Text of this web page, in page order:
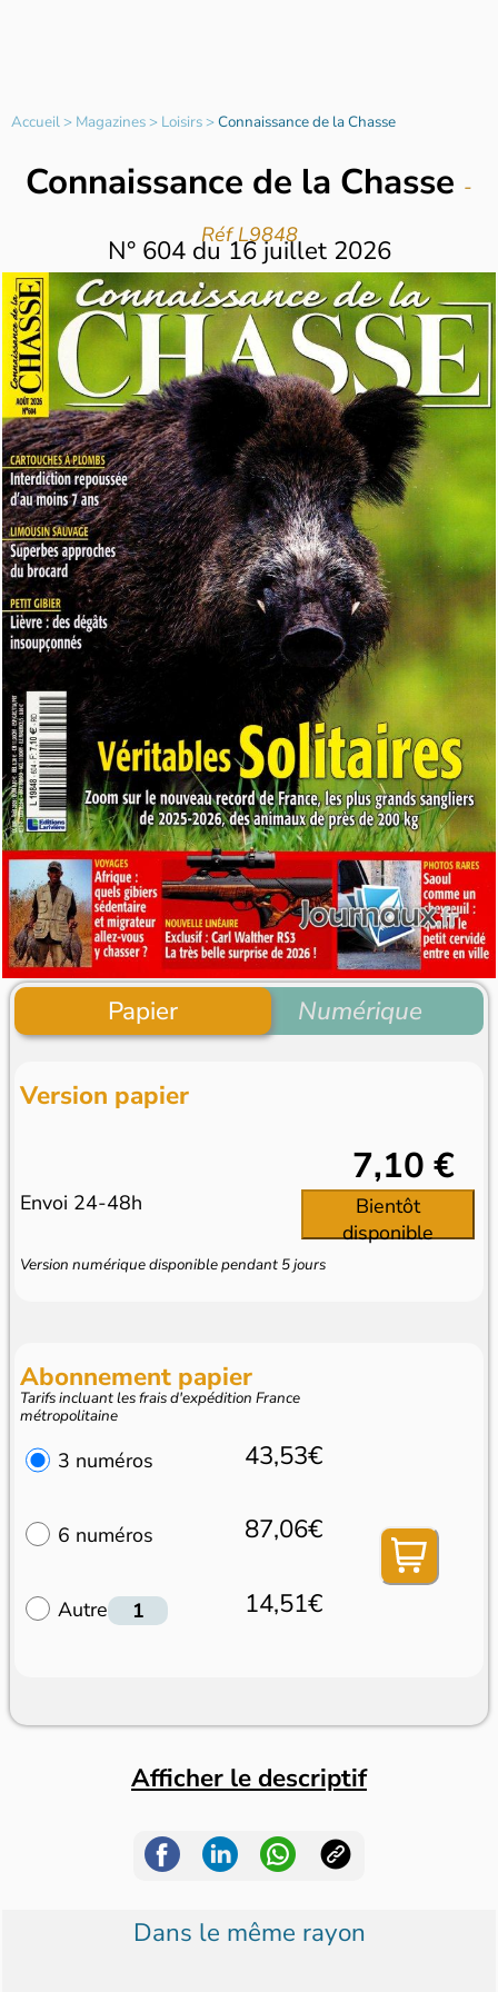
Accueil> Magazines> Loisirs>Connaissance de la Chasse
Connaissance de la Chasse -
Réf L9848
N° 604du16 juillet 2026
Papier Numérique
Version papier
Envoi 24-48h
7,10 €
Bientôt
disponible
Version numérique disponible pendant 5 jours
Abonnement papier
Tarifs incluant les frais d'expédition France
métropolitaine
3 numéros 43,53€
6 numéros 87,06€
Autre 14,51€
Afficher le descriptif
Dans le même rayon